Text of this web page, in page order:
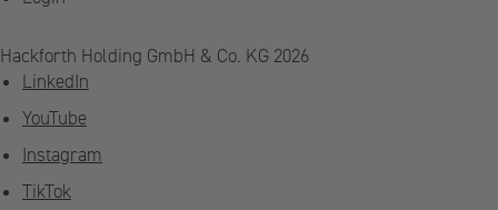
Hackforth Holding GmbH & Co. KG 2026
LinkedIn
YouTube
Instagram
TikTok